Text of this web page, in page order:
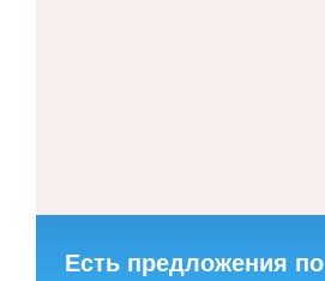
Есть предложения по